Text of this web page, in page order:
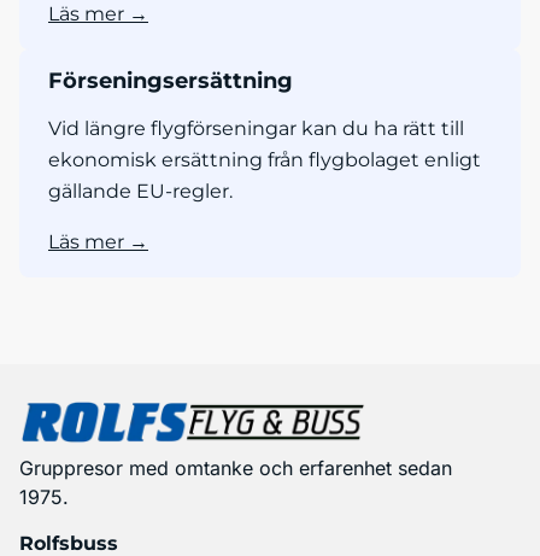
Läs mer →
Förseningsersättning
Vid längre flygförseningar kan du ha rätt till
ekonomisk ersättning från flygbolaget enligt
gällande EU-regler.
Läs mer →
Gruppresor med omtanke och erfarenhet sedan
1975.
Rolfsbuss